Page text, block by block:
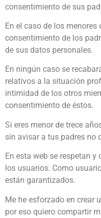
consentimiento de sus
En el caso de los menores
consentimiento de los
de sus datos personales.
En ningún caso se
relativos a la situación
intimidad de los otros
consentimiento de éstos.
Si eres menor de trece
sin avisar a tus padres no
En esta web se respetan
los usuarios. Como
están garantizados.
Me he esforzado en crear
por eso quiero compartir